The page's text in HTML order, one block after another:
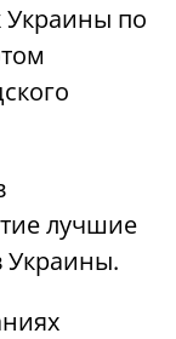
Украины по
лучшие
Украины.